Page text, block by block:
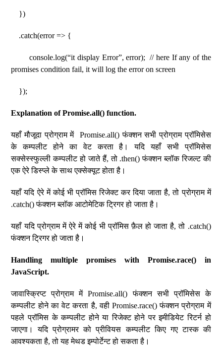
})
.catch(error => {
console.log(“it display Error”, error); // here If any of the
promises condition fail, it will log the error on screen
});
Explanation of Promise.all() function.
यहाँ मौजूदा प्रोग्राम में Promise.all() फंक्शन सभी प्रोग्राम प्रॉमिसेस
के कम्पलीट होने का वेट करता है। यदि यहाँ सभी प्रॉमिसेस
सक्सेस्स्फुल्ली कम्पलीट हो जाते हैं, तो .then() फंक्शन ब्लॉक रिजल्ट की
एक ऐरे डिस्प्ले के साथ एक्सेक्यूट होता है।
यहाँ यदि ऐरे में कोई भी प्रॉमिस रिजेक्ट कर दिया जाता है, तो प्रोग्राम में
.catch() फंक्शन ब्लॉक आटोमेटिक ट्रिगर हो जाता है।
यहाँ यदि प्रोग्राम में ऐरे में कोई भी प्रॉमिस फ़ैल हो जाता है, तो .catch()
फंक्शन ट्रिगर हो जाता है।
Handling multiple promises with Promise.race() in
JavaScript.
जावास्क्रिप्ट प्रोग्राम में Promise.all() फंक्शन सभी प्रॉमिसेस के
कम्पलीट होने का वेट करता है, वही Promise.race() फंक्शन प्रोग्राम में
पहले प्रॉमिस के कम्पलीट होने या रिजेक्ट होने पर इमीडियेट रिटर्न हो
जाएगा। यदि प्रोग्रामर को प्रीवियस कम्पलीट किए गए टास्क की
आवश्यकता है, तो यह मेथड इम्पोर्टेन्ट हो सकता है।